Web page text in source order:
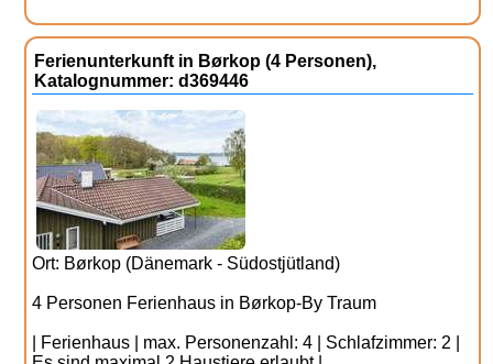
Ferienunterkunft in Børkop (4 Personen),
Katalognummer: d369446
Ort: Børkop (Dänemark - Südostjütland)
4 Personen Ferienhaus in Børkop-By Traum
| Ferienhaus | max. Personenzahl: 4 | Schlafzimmer: 2 |